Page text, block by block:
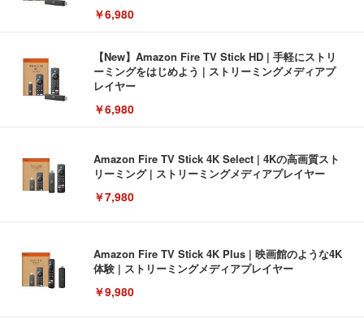
￥6,980
【New】Amazon Fire TV Stick HD | 手軽にストリ
ーミングをはじめよう | ストリーミングメディアプ
レイヤー
￥6,980
Amazon Fire TV Stick 4K Select | 4Kの高画質スト
リーミング | ストリーミングメディアプレイヤー
￥7,980
Amazon Fire TV Stick 4K Plus | 映画館のような4K
体験 | ストリーミングメディアプレイヤー
￥9,980